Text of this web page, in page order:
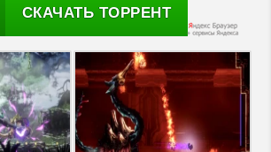
СКАЧАТЬ ТОРРЕНТ